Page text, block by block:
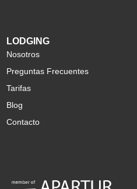
LODGING
Nosotros
Preguntas Frecuentes
Tarifas
Blog
Contacto